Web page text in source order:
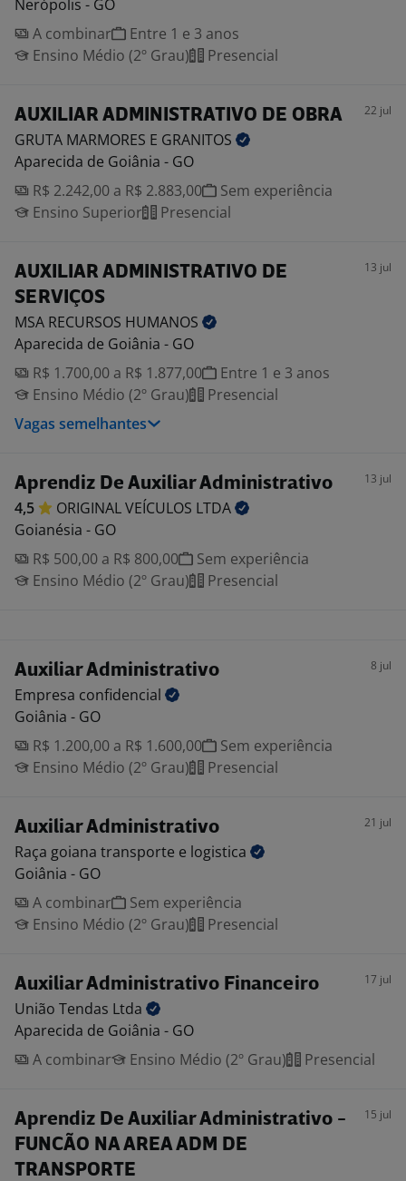
Nerópolis - GO
A combinar
Entre 1 e 3 anos
Ensino Médio (2º Grau)
Presencial
AUXILIAR ADMINISTRATIVO DE OBRA 22 jul
GRUTA MARMORES E GRANITOS
Aparecida de Goiânia - GO
R$ 2.242,00 a R$ 2.883,00
Sem experiência
Ensino Superior
Presencial
AUXILIAR ADMINISTRATIVO DE
SERVIÇOS
13 jul
MSA RECURSOS HUMANOS
Aparecida de Goiânia - GO
R$ 1.700,00 a R$ 1.877,00
Entre 1 e 3 anos
Ensino Médio (2º Grau)
Presencial
Vagas semelhantes
Aprendiz De Auxiliar Administrativo 13 jul
4,5 ORIGINAL VEÍCULOS LTDA
Goianésia - GO
R$ 500,00 a R$ 800,00
Sem experiência
Ensino Médio (2º Grau)
Presencial
Auxiliar Administrativo 8 jul
Empresa confidencial
Goiânia - GO
R$ 1.200,00 a R$ 1.600,00
Sem experiência
Ensino Médio (2º Grau)
Presencial
Auxiliar Administrativo 21 jul
Raça goiana transporte e logistica
Goiânia - GO
A combinar
Sem experiência
Ensino Médio (2º Grau)
Presencial
Auxiliar Administrativo Financeiro 17 jul
União Tendas Ltda
Aparecida de Goiânia - GO
A combinar
Ensino Médio (2º Grau) Presencial
Aprendiz De Auxiliar Administrativo -
FUNCÃO NA AREA ADM DE
TRANSPORTE
15 jul